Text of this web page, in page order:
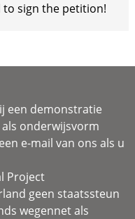
sign the petition!
een demonstratie
onderwijsvorm
e-mail van ons als u
Project
geen staatssteun
wegennet als